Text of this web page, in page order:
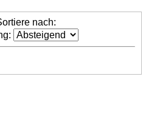
nach: